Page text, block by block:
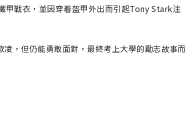
甲戰衣，並因穿着盔甲外出而引起Tony Stark注
，但仍能勇敢面對，最終考上大學的勵志故事而